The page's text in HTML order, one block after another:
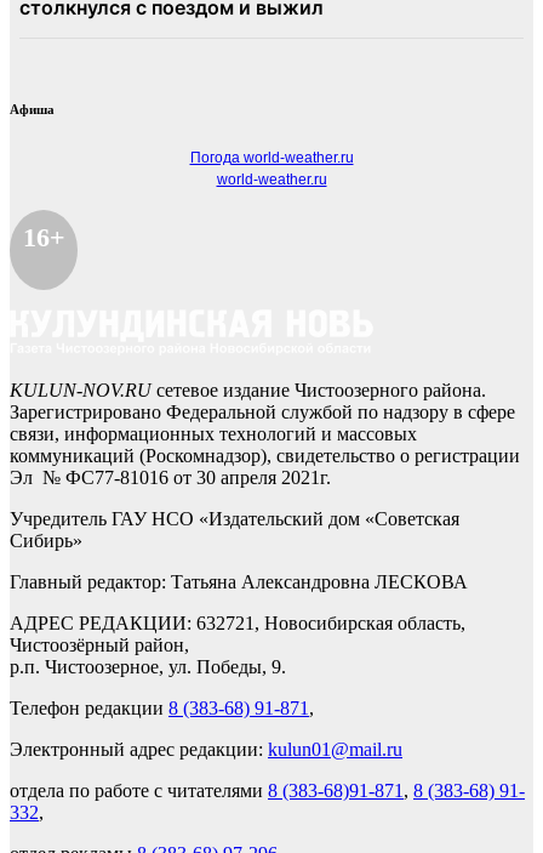
Афиша
Погода world-weather.ru
world-weather.ru
16+
KULUN-NOV.RUсетевое издание Чистоозерного района.
Зарегистрировано Федеральной службой по надзору в сфере
связи, информационных технологий и массовых
коммуникаций (Роскомнадзор), свидетельство о регистрации
Эл № ФС77-81016 от 30 апреля 2021г.
Учредитель ГАУ НСО «Издательский дом «Советская
Сибирь»
Главный редактор: Татьяна Александровна ЛЕСКОВА
АДРЕС РЕДАКЦИИ: 632721, Новосибирская область,
Чистоозёрный район,
р.п. Чистоозерное, ул. Победы, 9.
Телефон редакции 8 (383-68) 91-871 ,
Электронный адрес редакции: kulun01@mail.ru
отдела по работе с читателями 8 (383-68)91-871 , 8 (383-68) 91-
332,